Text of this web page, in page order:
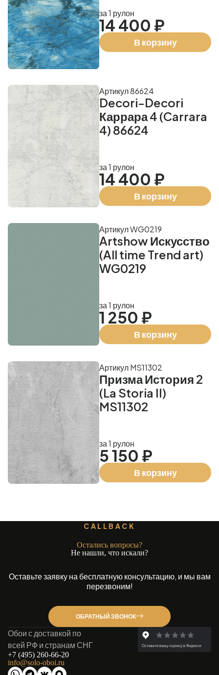
за 1 рулон
14 400 ₽
В корзину
Decori-Decori
Каррара 4 (Carrara
4) 86624
Артикул 86624
за 1 рулон
14 400 ₽
В корзину
Artshow Искусство
(All time Trend art)
WG0219
Артикул WG0219
за 1 рулон
1 250 ₽
В корзину
Призма История 2
(La Storia II)
MS11302
Артикул MS11302
за 1 рулон
5 150 ₽
В корзину
CALLBACK
Остались вопросы?
Не нашли, что искали?
Оставьте заявку на бесплатную консультацию, и мы вам
перезвоним!
ОБРАТНЫЙ ЗВОНОК
Обои с доставкой по
всей РФ и странам СНГ
+7 (495) 260-66-20
info@solo-oboi.ru